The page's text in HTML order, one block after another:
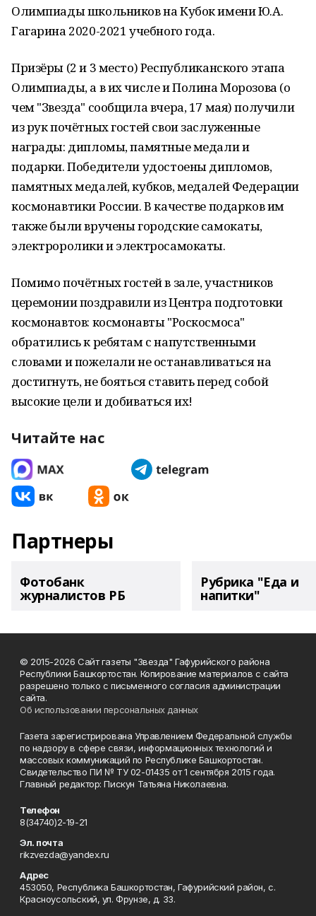
Олимпиады школьников на Кубок имени Ю.А.
Гагарина 2020-2021 учебного года.
Призёры (2 и 3 место) Республиканского этапа
Олимпиады, а в их числе и Полина Морозова (о
чем "Звезда" сообщила вчера, 17 мая) получили
из рук почётных гостей свои заслуженные
награды: дипломы, памятные медали и
подарки. Победители удостоены дипломов,
памятных медалей, кубков, медалей Федерации
космонавтики России. В качестве подарков им
также были вручены городские самокаты,
электроролики и электросамокаты.
Помимо почётных гостей в зале, участников
церемонии поздравили из Центра подготовки
космонавтов: космонавты "Роскосмоса"
обратились к ребятам с напутственными
словами и пожелали не останавливаться на
достигнуть, не бояться ставить перед собой
высокие цели и добиваться их!
Читайте нас
Партнеры
Фотобанк
журналистов РБ
Рубрика "Еда и
напитки"
© 2015-2026 Сайт газеты "Звезда" Гафурийского района
Республики Башкортостан. Копирование материалов с сайта
разрешено только с письменного согласия администрации
сайта.
Об использовании персональных данных
Газета зарегистрирована Управлением Федеральной службы
по надзору в сфере связи, информационных технологий и
массовых коммуникаций по Республике Башкортостан.
Свидетельство ПИ № ТУ 02-01435 от 1 сентября 2015 года.
Главный редактор: Пискун Татьяна Николаевна.
Телефон
8(34740)2-19-21
Эл. почта
rikzvezda@yandex.ru
Адрес
453050, Республика Башкортостан, Гафурийский район, с.
Красноусольский, ул. Фрунзе, д. 33.